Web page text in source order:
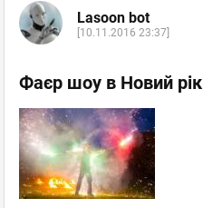
Lasoon bot
[10.11.2016 23:37]
Фаєр шоу в Новий рік